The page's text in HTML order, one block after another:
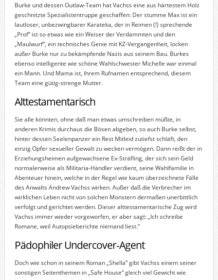
Burke und dessen Outlaw-Team hat Vachss eine aus härtestem Holz
geschnitzte Spezialistentruppe geschaffen: Der stumme Max ist ein
lautloser, unbezwingbarer Karateka, der in Reimen (!) sprechende
„Prof“ ist so etwas wie ein Weiser der Verdammten und den
„Maulwurf“, ein technisches Genie mit KZ-Vergangenheit, locken
außer Burke nur zu bekämpfende Nazis aus seinem Bau. Burkes
ebenso intelligente wie schöne Wahlschwester Michelle war einmal
ein Mann. Und Mama ist, ihrem Rufnamen entsprechend, diesem
Team eine gütig-strenge Mutter.
Alttestamentarisch
Sie alle könnten, ohne daß man etwas umschreiben müßte, in
anderen Krimis durchaus die Bösen abgeben, so auch Burke selbst,
hinter dessen Seelenpanzer ein Rest Mitleid zutiefst schläft, den
einzig Opfer sexueller Gewalt zu wecken vermögen. Dann reißt der in
Erziehungsheimen aufgewachsene Ex-Sträfling, der sich sein Geld
normalerweise als Militaria-Händler verdient, seine Wahlfamilie in
Abenteuer hinein, welche in der Regel wie kaum überzeichnete Fälle
des Anwalts Andrew Vachss wirken. Außer daß die Verbrecher im
wirklichen Leben nicht von solchen Monstern dermaßen unerbittlich
verfolgt und gerichtet werden. Dieser alttestamentarische Zug wird
Vachss immer wieder vorgeworfen, er aber sagt: „Ich schreibe
Romane, weil Autopsieberichte niemand liest.“
Pädophiler Undercover-Agent
Doch wie schon in seinem Roman „Shella“ gibt Vachss einem seiner
sonstigen Seitenthemen in „Safe House“ gleich viel Gewicht wie